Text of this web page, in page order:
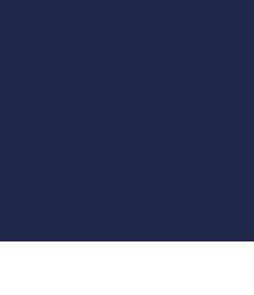
channelaccount